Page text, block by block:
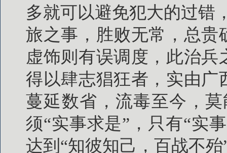
多就可以避免犯大的过错
旅之事，胜败无常，总贵
虚饰则有误调度，此治
得以肆志猖狂者，实由广
蔓延数省，流毒至今，
须“实事求是”，只有“实
达到“知彼知己，百战不